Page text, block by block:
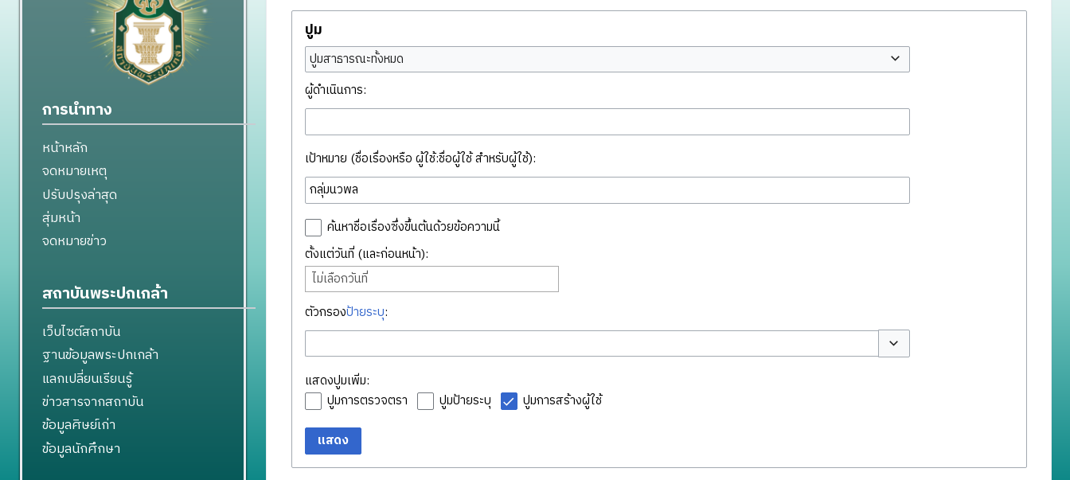
ปูม
ปูมสาธารณะทั้งหมด
ผู้ดำเนินการ:
เป้าหมาย (ชื่อเรื่องหรือ ผู้ใช้:ชื่อผู้ใช้ สำหรับผู้ใช้):
ค้นหาชื่อเรื่องซึ่งขึ้นต้นด้วยข้อความนี้
ตั้งแต่วันที่ (และก่อนหน้า):
ไม่เลือกวันที่
ตัวกรองป้ายระบุ:
สลับตัวเลือก
แสดงปูมเพิ่ม:
ปูมการตรวจตรา
ปูมป้ายระบุ ปูมการสร้างผู้ใช้
แสดง
การนำทาง
หน้าหลัก
จดหมายเหตุ
ปรับปรุงล่าสุด
สุ่มหน้า
จดหมายข่าว
สถาบันพระปกเกล้า
เว็บไซต์สถาบัน
ฐานข้อมูลพระปกเกล้า
แลกเปลี่ยนเรียนรู้
ข่าวสารจากสถาบัน
ข้อมูลศิษย์เก่า
ข้อมูลนักศึกษา